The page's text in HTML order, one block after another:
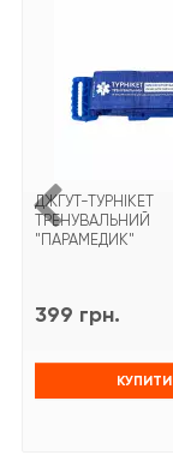
ДЖГУТ-ТУРНІКЕТ
ТРЕНУВАЛЬНИЙ
"ПАРАМЕДИК"
399 грн.
КУПИТИ